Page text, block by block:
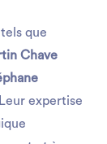
tels que
Chave
expertise